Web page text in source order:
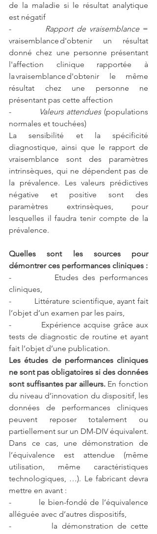
de la maladie si le résultat analytique
est négatif
- Rapport de vraisemblance
vraisemblance d'obtenir un résultat
donné chez une personne présentant
l'affection clinique rapportée à
la vraisemblance d'obtenir le même
résultat chez une personne ne
présentant pas cette affection
-
Valeurs attendues (populations
normales et touchées)
La sensibilité et la spécificité
diagnostique, ainsi que le rapport de
vraisemblance sont des paramètres
intrinsèques, qui ne dépendent pas de
la prévalence. Les valeurs prédictives
négative et positive sont des
paramètres extrinsèques, pour
lesquelles il faudra tenir compte de la
prévalence.
Quelles sont les sources pour
démontrer ces performances cliniques :
-          Etudes des performances
cliniques,
-          Littérature scientifique, ayant fait
l’objet d’un examen par les pairs,
-          Expérience acquise grâce aux
tests de diagnostic de routine et ayant
fait l’objet d’une publication.
Les études de performances cliniques
ne sont pas obligatoires si des données
sont suffisantes par ailleurs. En fonction
du niveau d’innovation du dispositif, les
données de performances cliniques
peuvent reposer totalement ou
partiellement sur un DM-DIV équivalent.
Dans ce cas, une démonstration de
l’équivalence est attendue (même
utilisation, même caractéristiques
technologiques, …). Le fabricant devra
mettre en avant :
-          le bien-fondé de l’équivalence
alléguée avec d’autres dispositifs,
-          la démonstration de cette